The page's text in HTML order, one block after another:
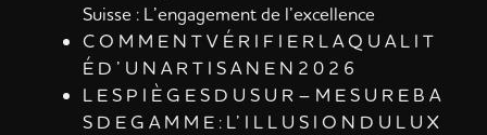
Suisse : L’engagement de l’excellence
C O M M E N T V É R I F I E R L A Q U A L I T
É D ’ U N A R T I S A N E N 2 0 2 6
L E S P I È G E S D U S U R – M E S U R E B A
S D E G A M M E : L’ I L L U S I O N D U L U X